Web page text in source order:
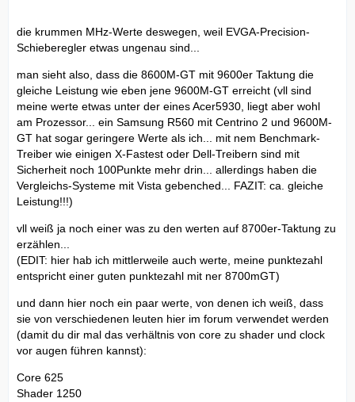
die krummen MHz-Werte deswegen, weil EVGA-Precision-
Schieberegler etwas ungenau sind...
man sieht also, dass die 8600M-GT mit 9600er Taktung die
gleiche Leistung wie eben jene 9600M-GT erreicht (vll sind
meine werte etwas unter der eines Acer5930, liegt aber wohl
am Prozessor... ein Samsung R560 mit Centrino 2 und 9600M-
GT hat sogar geringere Werte als ich... mit nem Benchmark-
Treiber wie einigen X-Fastest oder Dell-Treibern sind mit
Sicherheit noch 100Punkte mehr drin... allerdings haben die
Vergleichs-Systeme mit Vista gebenched... FAZIT: ca. gleiche
Leistung!!!)
vll weiß ja noch einer was zu den werten auf 8700er-Taktung zu
erzählen...
(EDIT: hier hab ich mittlerweile auch werte, meine punktezahl
entspricht einer guten punktezahl mit ner 8700mGT)
und dann hier noch ein paar werte, von denen ich weiß, dass
sie von verschiedenen leuten hier im forum verwendet werden
(damit du dir mal das verhältnis von core zu shader und clock
vor augen führen kannst):
Core 625
Shader 1250